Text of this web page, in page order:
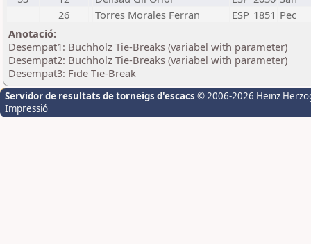
26
Torres Morales Ferran ESP 1851 Pec
Anotació:
Desempat1: Buchholz Tie-Breaks (variabel with parameter)
Desempat2: Buchholz Tie-Breaks (variabel with parameter)
Desempat3: Fide Tie-Break
Servidor de resultats de torneigs d'escacs © 2006-2026 Heinz
Impressió